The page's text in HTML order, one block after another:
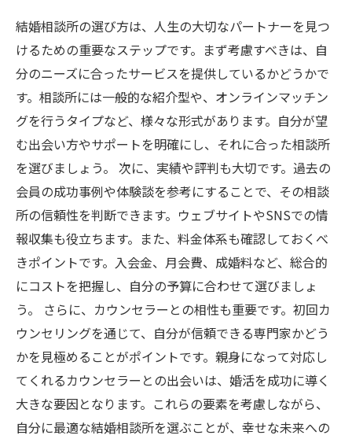
結婚相談所の選び方は、人生の大切なパートナーを見つ
けるための重要なステップです。まず考慮すべきは、自
分のニーズに合ったサービスを提供しているかどうかで
す。相談所には一般的な紹介型や、オンラインマッチン
グを行うタイプなど、様々な形式があります。自分が望
む出会い方やサポートを明確にし、それに合った相談所
を選びましょう。 次に、実績や評判も大切です。過去の
会員の成功事例や体験談を参考にすることで、その相談
所の信頼性を判断できます。ウェブサイトやSNSでの情
報収集も役立ちます。また、料金体系も確認しておくべ
きポイントです。入会金、月会費、成婚料など、総合的
にコストを把握し、自分の予算に合わせて選びましょ
う。 さらに、カウンセラーとの相性も重要です。初回カ
ウンセリングを通じて、自分が信頼できる専門家かどう
かを見極めることがポイントです。親身になって対応し
てくれるカウンセラーとの出会いは、婚活を成功に導く
大きな要因となります。これらの要素を考慮しながら、
自分に最適な結婚相談所を選ぶことが、幸せな未来への